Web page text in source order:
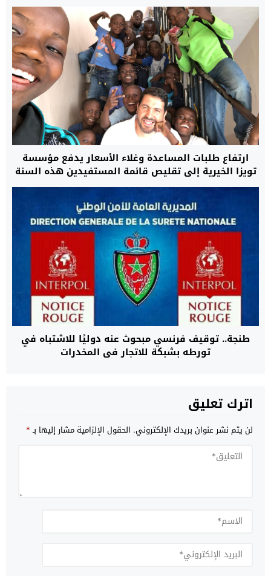
ارتفاع طلبات المساعدة وغلاء الأسعار يدفع مؤسسة
تويزا الخيرية إلى تقليص قائمة المستفيدين هذه السنة
طنجة.. توقيف فرنسي مبحوث عنه دوليًا للاشتباه في
تورطه بشبكة للاتجار في المخدرات
اترك تعليق
لن يتم نشر عنوان بريدك الإلكتروني. الحقول الإلزامية مشار إليها بـ*